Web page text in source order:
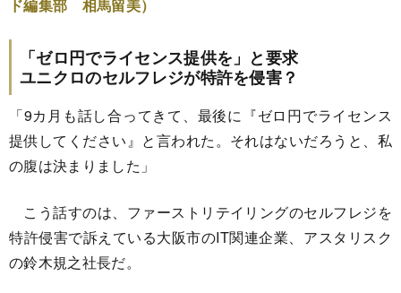
ド編集部 相馬留美）
「ゼロ円でライセンス提供を」と要求
ユニクロのセルフレジが特許を侵害？
「9カ月も話し合ってきて、最後に『ゼロ円でライセンス
提供してください』と言われた。それはないだろうと、私
の腹は決まりました」
こう話すのは、ファーストリテイリングのセルフレジを
特許侵害で訴えている大阪市のIT関連企業、アスタリスク
の鈴木規之社長だ。